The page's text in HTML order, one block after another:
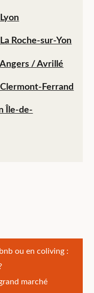
Roche-sur-Yon
/ Avrillé
Ferrand
Île-de-
ou en coliving :
marché